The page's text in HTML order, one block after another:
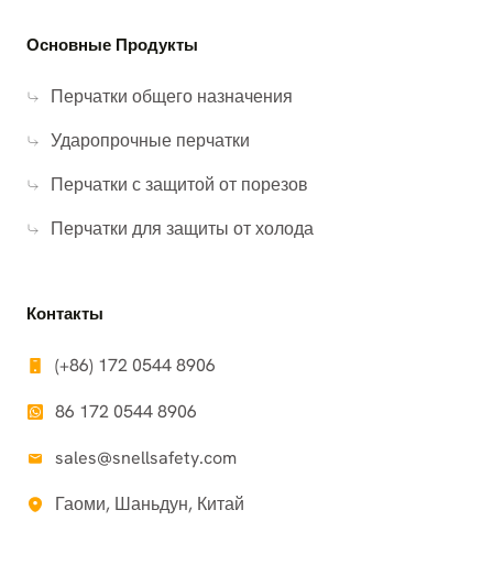
Основные Продукты
Перчатки общего назначения
Ударопрочные перчатки
Перчатки с защитой от порезов
Перчатки для защиты от холода
Контакты
(+86) 172 0544 8906
86 172 0544 8906
sales@snellsafety.com
Гаоми, Шаньдун, Китай